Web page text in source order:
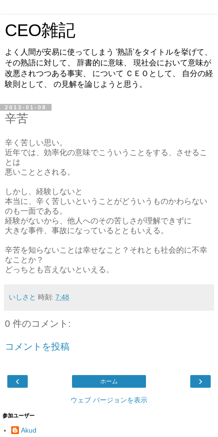
CEO雑記
よく人間が安易に使ってしまう '熟語'をタイトルを挙げて、
その熟語に対して、 辞書的に意味、 現社会において意味が
改悪されつつある事実、 について ＣＥＯとして、 自分の経
験則として、 の見解を論じようと思う。
2013-01-08
辛苦
辛く苦しい思い。
近年では、効率化の意味でこういうことをする、させるこ
とは
悪いこととされる。
しかし、経験しないと
本当に、辛く苦しいということがどういうものかわらない
のも一面である。
経験がないから、他人へのその苦しさが理解できずに
大きな事件、事故になっているとともいえる。
辛苦を知らないことは幸せなこと？それとも社会的に不幸
なことか？
どっちとも言えないといえる。
いしさと 時刻: 7:48
0 件のコメント:
コメントを投稿
‹ ›
ホーム
ウェブ バージョンを表示
参加ユーザー
Akud